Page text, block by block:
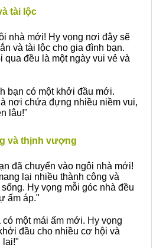
tài lộc
nhà mới! Hy vọng nơi đây sẽ
và tài lộc cho gia đình bạn.
qua đều là một ngày vui vẻ và
bạn có một khởi đầu mới.
nơi chứa đựng nhiều niềm vui,
lâu!"
và thịnh vượng
đã chuyển vào ngôi nhà mới!
lại nhiều thành công và
Hy vọng mỗi góc nhà đều
ấm áp."
một mái ấm mới. Hy vọng
đầu cho nhiều cơ hội và
lai!"